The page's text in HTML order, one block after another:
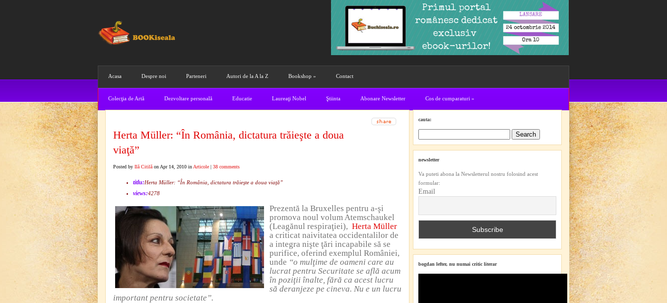
Acasa Despre noi Parteneri Autori de la A la Z Bookshop » Contact
Colecţia de Artă Dezvoltare personală Educatie Laureaţi Nobel Ştiinta Abonare Newsletter Cos de cumparaturi »
Herta Müller: “În România, dictatura trăieşte a doua
viaţă”
Posted by Ilă Citilă on Apr 14, 2010 in Articole | 38 comments
titlu:Herta Müller: “În România, dictatura trăieşte a doua viaţă”
views:4278
Prezentă la Bruxelles pentru a-şi
promova noul volum Atemschaukel
(Leagănul respiraţiei), Herta Müller
a criticat naivitatea occidentalilor de
a integra nişte ţări incapabile să se
purifice, oferind exemplul României,
unde “o mulţime de oameni care au
lucrat pentru Securitate se află acum
în poziţii înalte, fără ca acest lucru
să deranjeze pe cineva. Nu e un lucru
important pentru societate”.
cauta:
newsletter
Va puteti abona la Newsletterul nostru folosind acest
formular:
Email
bogdan lefter, nu numai critic literar